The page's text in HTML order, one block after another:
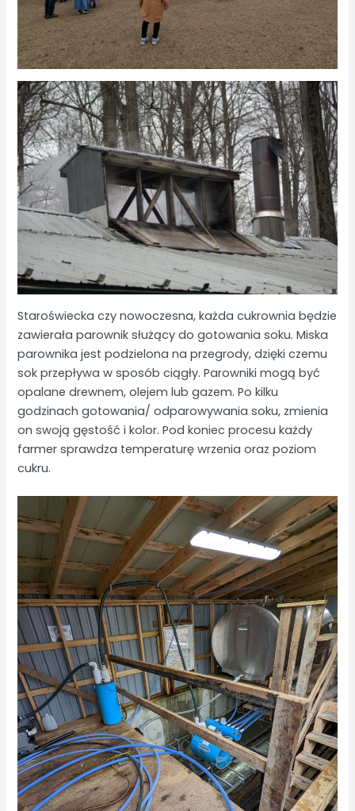
Staroświecka czy nowoczesna, każda cukrownia będzie
zawierała parownik służący do gotowania soku. Miska
parownika jest podzielona na przegrody, dzięki czemu
sok przepływa w sposób ciągły. Parowniki mogą być
opalane drewnem, olejem lub gazem. Po kilku
godzinach gotowania/ odparowywania soku, zmienia
on swoją gęstość i kolor. Pod koniec procesu każdy
farmer sprawdza temperaturę wrzenia oraz poziom
cukru.